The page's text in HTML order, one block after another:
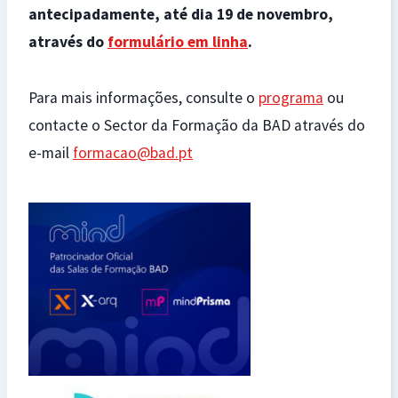
antecipadamente, até dia 19 de novembro,
através do formulário em linha.
Para mais informações, consulte o programa ou
contacte o Sector da Formação da BAD através do
e-mail formacao@bad.pt